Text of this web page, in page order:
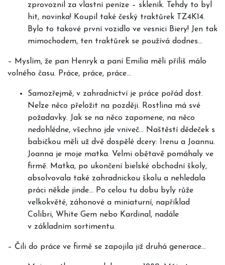
zprovoznil za vlastní peníze – skleník. Tehdy to byl
hit, novinka! Koupil také český traktůrek TZ4K14.
Bylo to takové první vozidlo ve vesnici Biery! Jen tak
mimochodem, ten traktůrek se používá dodnes…
–
Myslím, že pan Henryk a paní Emilia měli příliš málo
volného času. Práce, práce, práce…
Samozřejmě, v zahradnictví je práce pořád dost.
Nelze něco přeložit na později. Rostlina má své
požadavky. Jak se na něco zapomene, na něco
nedohlédne, všechno jde vniveč… Naštěstí dědeček s
babičkou měli už dvě dospělé dcery: Irenu a Joannu.
Joanna je moje matka. Velmi obětavě pomáhaly ve
firmě. Matka, po ukončení bielské obchodní školy,
absolvovala také zahradnickou školu a nehledala
práci někde jinde… Po celou tu dobu byly růže
velkokvěté, záhonové a miniaturní, například
Colibri, White Gem nebo Kardinal, nadále
v základním sortimentu.
– Čili do práce ve firmě se zapojila již druhá generace…